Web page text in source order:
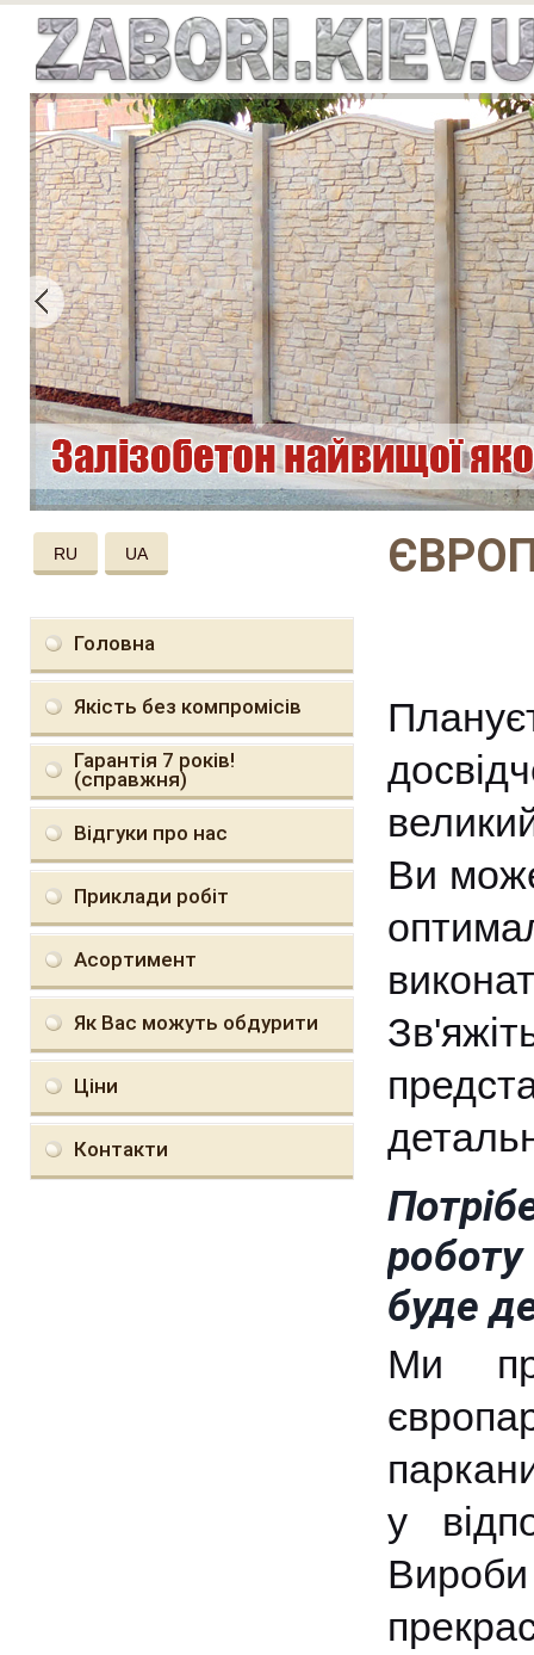
RU UA
Головна
Якість без компромісів
Гарантія 7 років!
(справжня)
Відгуки про нас
Приклади робіт
Асортимент
Як Вас можуть обдурити
Ціни
Контакти
Ви
буде
Ми
у
Вироби